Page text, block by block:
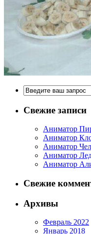
Свежие записи
Аниматор
Аниматор
Аниматор
Аниматор
Аниматор
Свежие
Архивы
Февраль 2022
Январь 2018